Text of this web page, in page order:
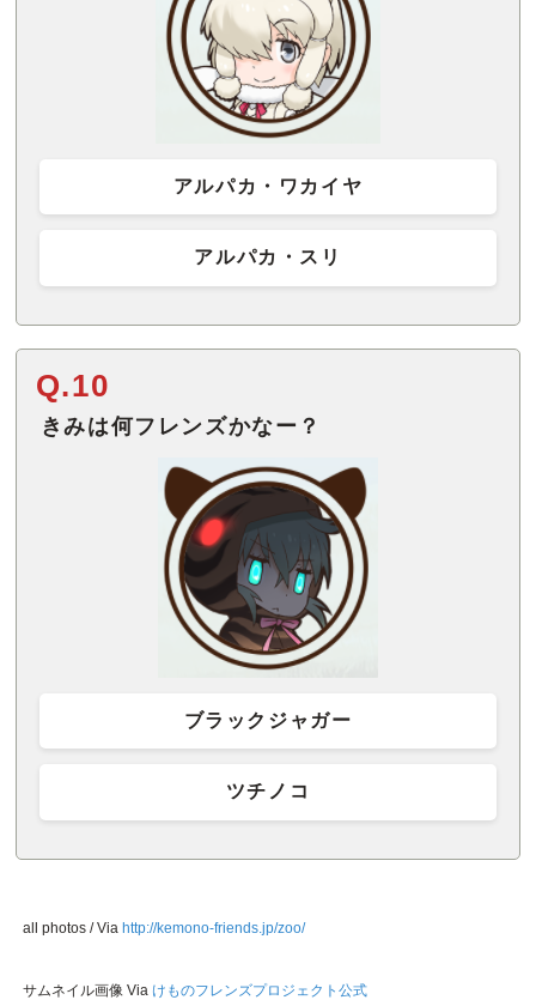
アルパカ・ワカイヤ
アルパカ・スリ
Q.10
きみは何フレンズかなー？
ブラックジャガー
ツチノコ
all photos / Via http://kemono-friends.jp/zoo/
サムネイル画像 Via けものフレンズプロジェクト公式